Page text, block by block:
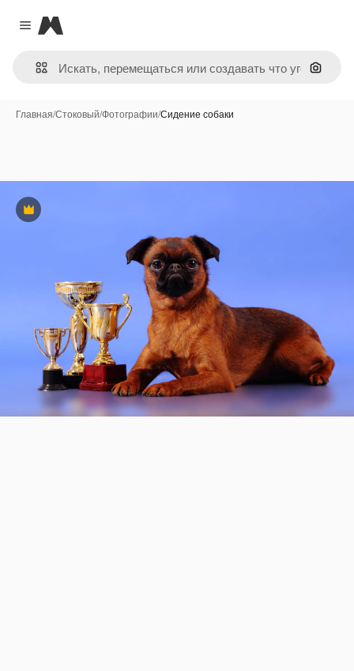
Close menu
Magnific
Поиск
Главная/Стоковый/Фотографии/Сидение собаки
Премиум